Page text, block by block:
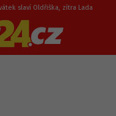
slaví Oldřiška, zítra Lada